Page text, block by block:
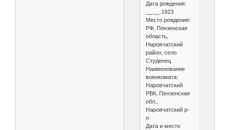
Дата рождения:
__.__.1923
Место рождения:
РФ, Пензенская
область,
Наровчатский
район, село
Студенец
Наименование
военкомата:
Наровчатский
РВК, Пензенская
обл.,
Наровчатский р-
н
Дата и место